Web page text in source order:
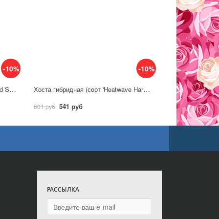
-10%
Хоста гибридная (сорт 'Wiggles and Squiggles')
-10%
Хоста гибридная (сорт 'Heatwave Harmony')
601 руб 541 руб
РАССЫЛКА